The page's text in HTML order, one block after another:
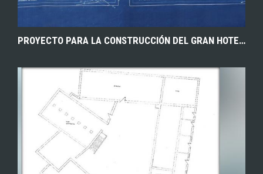
EXPLORAR ZOOM
PROYECTO PARA LA CONSTRUCCIÓN DEL GRAN HOTEL DE ALBACETE, OBRA DEL ARQUITECTO DANIEL RUBI. 1915. ARCHIVO HISTÓRICO PROVINCIAL DE ALBACETE.